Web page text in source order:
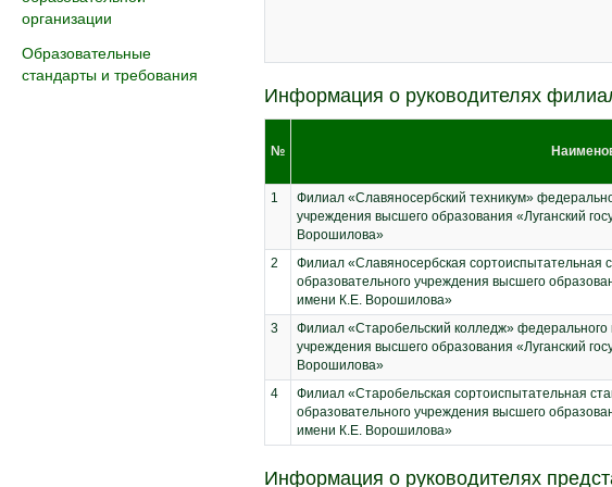
организации
Образовательные
стандарты и требования
Информация о руководителях
№
1
Филиал «Славяносербский техникум»
учреждения высшего образования «Луганский
Ворошилова»
2
Филиал «Славяносербская сортоиспытательная
образовательного учреждения высшего
имени К.Е. Ворошилова»
3
Филиал «Старобельский колледж» федерального
учреждения высшего образования «Луганский
Ворошилова»
4
Филиал «Старобельская сортоиспытательная
образовательного учреждения высшего
имени К.Е. Ворошилова»
Информация о руководителях